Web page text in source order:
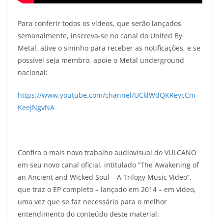
Para conferir todos os vídeos, que serão lançados
semanalmente, inscreva-se no canal do United By
Metal, ative o sininho para receber as notificações, e se
possível seja membro, apoie o Metal underground
nacional:
https://www.youtube.com/channel/UCklWdQKReycCm-
KeejNgvNA
Confira o mais novo trabalho audiovisual do VULCANO
em seu novo canal oficial, intitulado “The Awakening of
an Ancient and Wicked Soul – A Trilogy Music Video”,
que traz o EP completo – lançado em 2014 – em vídeo,
uma vez que se faz necessário para o melhor
entendimento do conteúdo deste material: